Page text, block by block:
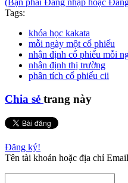
(Bạn phải Đăng nhập hoặc
Tags:
khóa học kakata
mỗi ngày một cổ phiếu
nhận định cổ phiếu mỗi
nhận định thị trường
phân tích cổ phiếu cii
Chia sẻ trang này
Đăng ký!
Tên tài khoản hoặc địa chỉ